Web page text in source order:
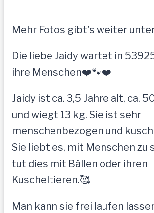
Mehr Fotos gibt’s weiter
Die liebe Jaidy wartet in
ihre Menschen❤️🐾❤️
Jaidy ist ca. 3,5 Jahre alt, ca.
und wiegt 13 kg. Sie ist sehr
menschenbezogen und
Sie liebt es, mit Menschen zu
tut dies mit Bällen oder ihren
Kuscheltieren.🥰
Man kann sie frei laufen